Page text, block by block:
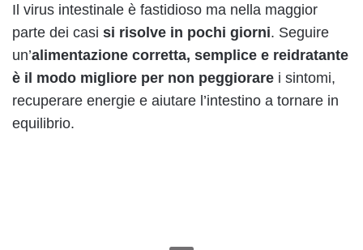
Il virus intestinale è fastidioso ma nella maggior
parte dei casi si risolve in pochi giorni. Seguire
un’alimentazione corretta, semplice e reidratante
è il modo migliore per non peggiorare i sintomi,
recuperare energie e aiutare l’intestino a tornare in
equilibrio.